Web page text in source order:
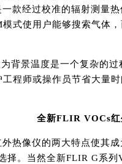
款经过校准的辐射测量
式使用户能够搜索气体
景温度是一个复杂的过
程师或操作员节省大量
全新FLIR VOCs红
像仪的两大特点使其成
择。当然全新FLIR G系